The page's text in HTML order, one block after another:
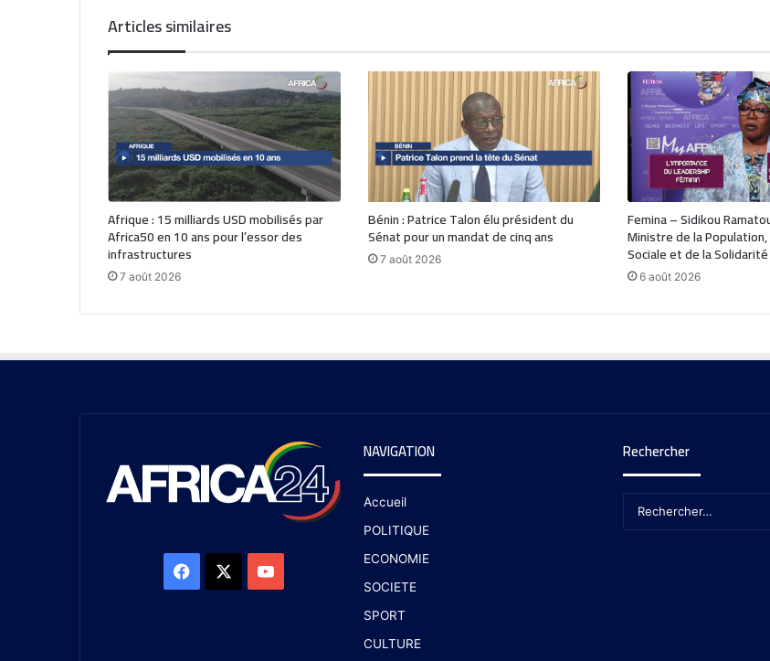
Articles similaires
Afrique : 15 milliards USD mobilisés par
Africa50 en 10 ans pour l’essor des
infrastructures
7 août 2026
Bénin : Patrice Talon élu président du
Sénat pour un mandat de cinq ans
7 août 2026
Femina – Sidikou
Ministre de la Population,
Sociale et de la
6 août 2026
NAVIGATION
Accueil
POLITIQUE
ECONOMIE
SOCIETE
SPORT
CULTURE
Rechercher